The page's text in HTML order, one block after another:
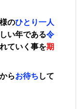
のひとり一人
い年である令
ていく事を期
らお待ち して